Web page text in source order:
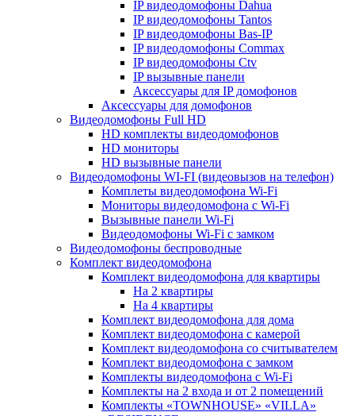
IP видеодомофоны Dahua
IP видеодомофоны Tantos
IP видеодомофоны Bas-IP
IP видеодомофоны Commax
IP видеодомофоны Ctv
IP вызывные панели
Аксессуары для IP домофонов
Аксессуары для домофонов
Видеодомофоны Full HD
HD комплекты видеодомофонов
HD мониторы
HD вызывные панели
Видеодомофоны WI-FI (видеовызов на телефон)
Комплеты видеодомофона Wi-Fi
Мониторы видеодомофона с Wi-Fi
Вызывные панели Wi-Fi
Видеодомофоны Wi-Fi с замком
Видеодомофоны беспроводные
Комплект видеодомофона
Комплект видеодомофона для квартиры
На 2 квартиры
На 4 квартиры
Комплект видеодомофона для дома
Комплект видеодомофона с камерой
Комплект видеодомофона со считывателем
Комплект видеодомофона c замком
Комплекты видеодомофона с Wi-Fi
Комплекты на 2 входа и от 2 помещений
Комплекты «TOWNHOUSE» «VILLA»